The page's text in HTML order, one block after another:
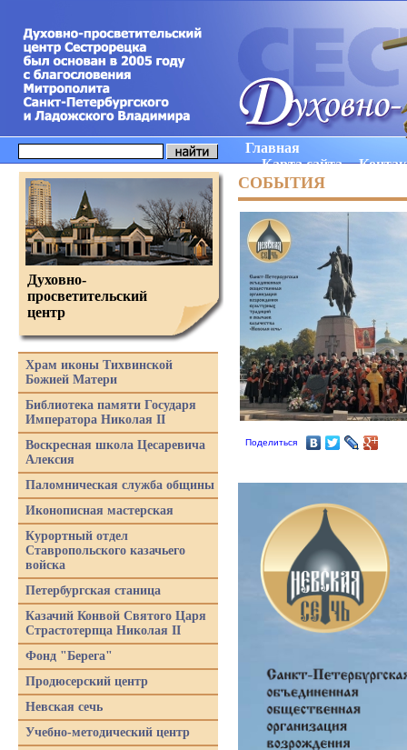
Главная
Карта сайта
СОБЫТИЯ
Поделиться
Духовно-
просветительский
центр
Храм иконы Тихвинской
Божией Матери
Библиотека памяти Государя
Императора Николая II
Воскресная школа Цесаревича
Алексия
Паломническая служба общины
Иконописная мастерская
Курортный отдел
Ставропольского казачьего
войска
Петербургская станица
Казачий Конвой Святого Царя
Страстотерпца Николая II
Фонд "Берега"
Продюсерский центр
Невская сечь
Учебно-методический центр